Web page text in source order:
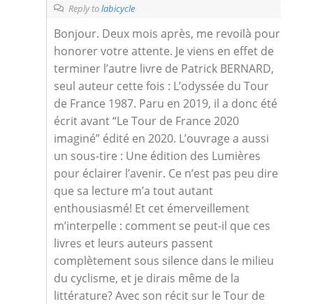
Reply tolabicycle
Bonjour. Deux mois après, me revoilà pour
honorer votre attente. Je viens en effet de
terminer l’autre livre de Patrick BERNARD,
seul auteur cette fois : L’odyssée du Tour
de France 1987. Paru en 2019, il a donc été
écrit avant “Le Tour de France 2020
imaginé” édité en 2020. L’ouvrage a aussi
un sous-tire : Une édition des Lumières
pour éclairer l’avenir. Ce n’est pas peu dire
que sa lecture m’a tout autant
enthousiasmé! Et cet émerveillement
m’interpelle : comment se peut-il que ces
livres et leurs auteurs passent
complètement sous silence dans le milieu
du cyclisme, et je dirais même de la
littérature? Avec son récit sur le Tour de